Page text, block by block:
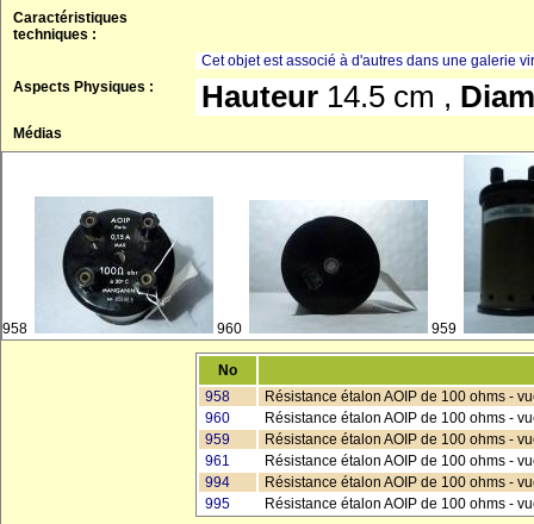
Caractéristiques
techniques :
Cet objet est associé à d'autres dans une galerie
Aspects Physiques :
Hauteur 14.5 cm ,
Médias
958 960 959
No
958
Résistance étalon AOIP de 100 ohms -
960
Résistance étalon AOIP de 100 ohms -
959
Résistance étalon AOIP de 100 ohms -
961
Résistance étalon AOIP de 100 ohms -
994
Résistance étalon AOIP de 100 ohms -
995
Résistance étalon AOIP de 100 ohms -